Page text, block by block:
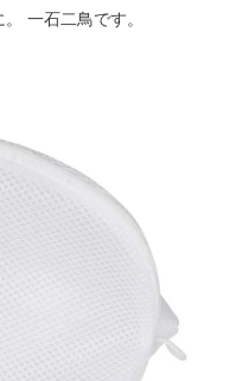
一石二鳥です。